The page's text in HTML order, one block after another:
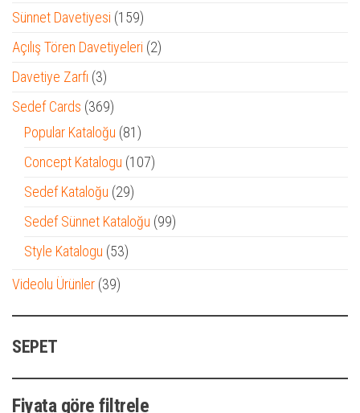
ürün
Sünnet Davetiyesi 159159
ürün
Açılış Tören Davetiyeleri 22
Davetiye Zarfı 33
ürün
Sedef Cards 369369
ürün
Popular Kataloğu 8181
ürün
Concept Katalogu 107107
Sedef Kataloğu 2929
ürün
Sedef Sünnet Kataloğu 9999
Style Katalogu 5353
Videolu Ürünler 3939
SEPET
Fiyata göre filtrele